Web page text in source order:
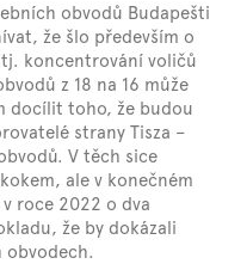
obvodů Budapešti
že šlo především o
koncentrování voličů
z 18 na 16 může
docílit toho, že budou
strany Tisza –
V těch sice
ale v konečném
roce 2022 o dva
že by dokázali
obvodech.